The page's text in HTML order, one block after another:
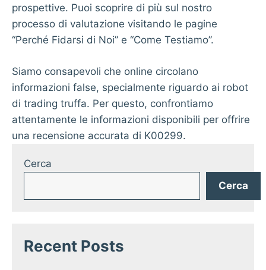
prospettive. Puoi scoprire di più sul nostro
processo di valutazione visitando le pagine
“Perché Fidarsi di Noi” e “Come Testiamo”.
Siamo consapevoli che online circolano
informazioni false, specialmente riguardo ai robot
di trading truffa. Per questo, confrontiamo
attentamente le informazioni disponibili per offrire
una recensione accurata di K00299.
Cerca
Cerca
Recent Posts